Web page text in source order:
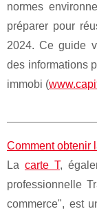
normes
préparer pour
2024. Ce guide
des informations
immobi (
Comment obtenir
La carte T,
professionnelle
commerce", est